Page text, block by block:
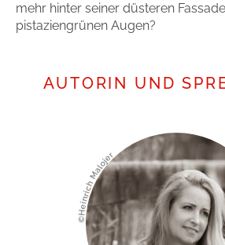
mehr hinter seiner düsteren
pistaziengrünen Augen?
AUTORIN UND
©Heinrich Malojer